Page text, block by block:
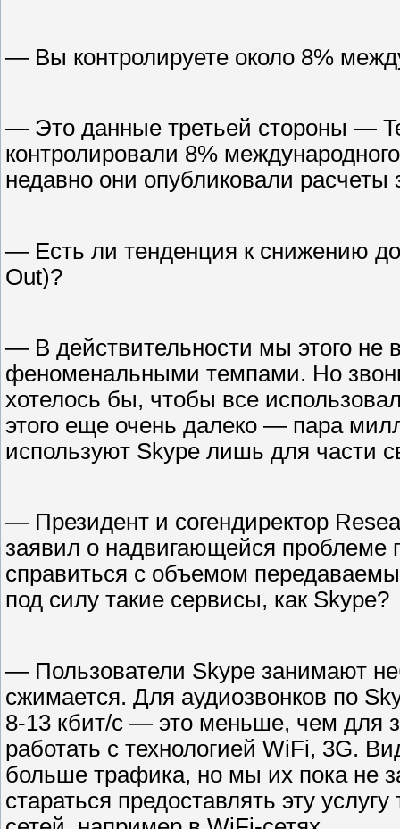
— Вы контролируете около 8%
— Это данные третьей стороны —
контролировали 8%
недавно они опубликовали
— Есть ли тенденция к снижению
Out)?
— В действительности мы этого не
феноменальными темпами. Но
хотелось бы, чтобы все
этого еще очень далеко — пара
используют Skype лишь для части
— Президент и согендиректор
заявил о надвигающейся проблеме
справиться с объемом
под силу такие сервисы, как Skype?
— Пользователи Skype занимают
сжимается. Для аудиозвонков по
8-13 кбит/c — это меньше, чем для
работать с технологией WiFi, 3G.
больше трафика, но мы их пока не
стараться предоставлять эту